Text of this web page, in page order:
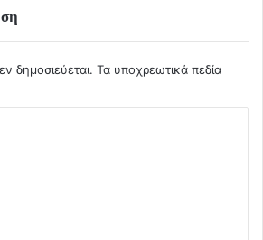
δημοσιεύεται. Τα υποχρεωτικά πεδία